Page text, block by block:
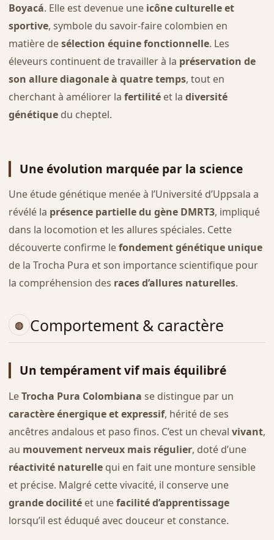
Boyacá. Elle est devenue une icône culturelle et
sportive, symbole du savoir-faire colombien en
matière desélection équine fonctionnelle. Les
éleveurs continuent de travailler à la préservation de
son allure diagonale à quatre temps, tout en
cherchant à améliorer la fertilitéet la diversité
génétiquedu cheptel.
Une évolution marquée par la science
Une étude génétique menée à l’Université d’Uppsala a
révélé la présence partielle du gène DMRT3, impliqué
dans la locomotion et les allures spéciales. Cette
découverte confirme lefondement génétique unique
de la Trocha Pura et son importance scientifique pour
la compréhension des races d’allures naturelles.
Comportement & caractère
Un tempérament vif mais équilibré
LeTrocha Pura Colombiana se distingue par un
caractère énergique et expressif, hérité de ses
ancêtres andalous et paso finos. C’est un cheval vivant,
au mouvement nerveux mais régulier, doté d’une
réactivité naturellequi en fait une monture sensible
et précise. Malgré cette vivacité, il conserve une
grande docilitéet unefacilité d’apprentissage
lorsqu’il est éduqué avec douceur et constance.